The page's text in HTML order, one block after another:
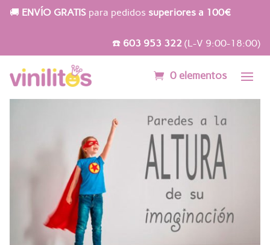
🚚 ENVÍO GRATISpara pedidos superiores a 100€
☎️ 603 953 322 (L-V 9:00-18:00)
0 elementos